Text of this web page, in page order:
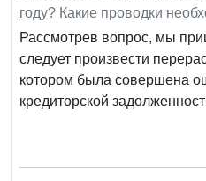
году? Какие проводки
Рассмотрев вопрос, мы
следует произвести
котором была совершена
кредиторской